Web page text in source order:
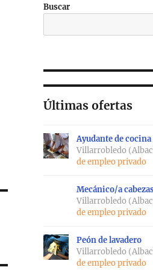
Buscar
Últimas ofertas
Ayudante de cocina
Villarrobledo
de empleo privado
Mecánico/a
Villarrobledo
de empleo privado
Peón de lavadero
Villarrobledo
de empleo privado